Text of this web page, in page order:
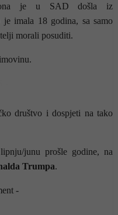
je u SAD došla iz
imala 18 godina, sa samo
morali posuditi.
društvo i dospjeti na tako
junu prošle godine, na
Trumpa.
-